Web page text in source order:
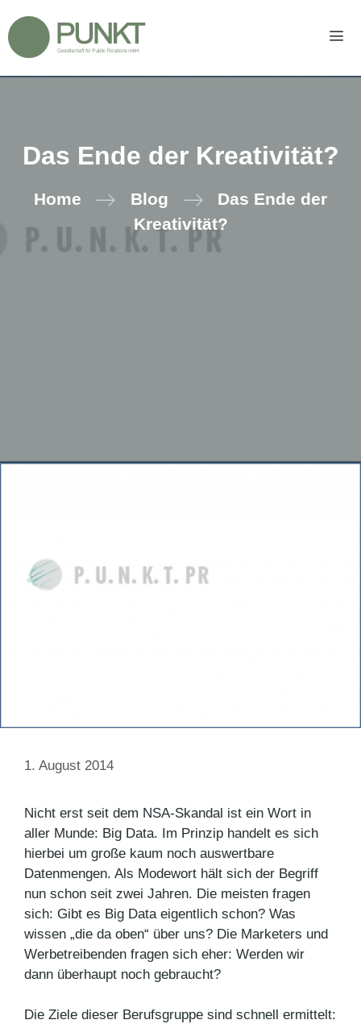
Inhalt
springen
Das Ende der Kreativität?
Home Blog
Das Ende der
Kreativität?
1. August 2014
Nicht erst seit dem NSA-Skandal ist ein Wort in
aller Munde: Big Data. Im Prinzip handelt es sich
hierbei um große kaum noch auswertbare
Datenmengen. Als Modewort hält sich der Begriff
nun schon seit zwei Jahren. Die meisten fragen
sich: Gibt es Big Data eigentlich schon? Was
wissen „die da oben“ über uns? Die Marketers und
Werbetreibenden fragen sich eher: Werden wir
dann überhaupt noch gebraucht?
Die Ziele dieser Berufsgruppe sind schnell ermittelt: